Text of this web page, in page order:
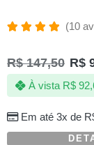
4.90de 5,
com
baseado
em
de
clientes
(10
R$147,50 R$
Em até 3x de
À vista R$